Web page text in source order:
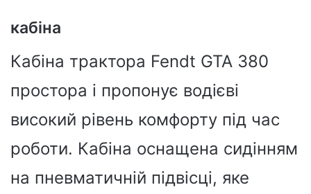
кабіна
Кабіна трактора Fendt GTA 380
простора і пропонує водієві
високий рівень комфорту під час
роботи. Кабіна оснащена сидінням
на пневматичній підвісці, яке